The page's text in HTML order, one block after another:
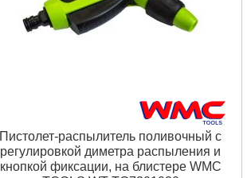
Пистолет-распылитель поливочный с
регулировкой диметра распыления и
кнопкой фиксации, на блистере WMC